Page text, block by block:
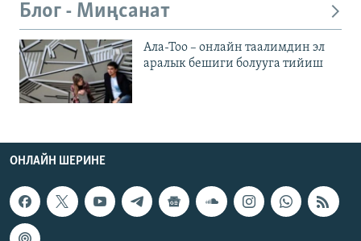
Блог - Миңсанат
Ала-Тоо – онлайн таалимдин эл
аралык бешиги болууга тийиш
ОНЛАЙН ШЕРИНЕ